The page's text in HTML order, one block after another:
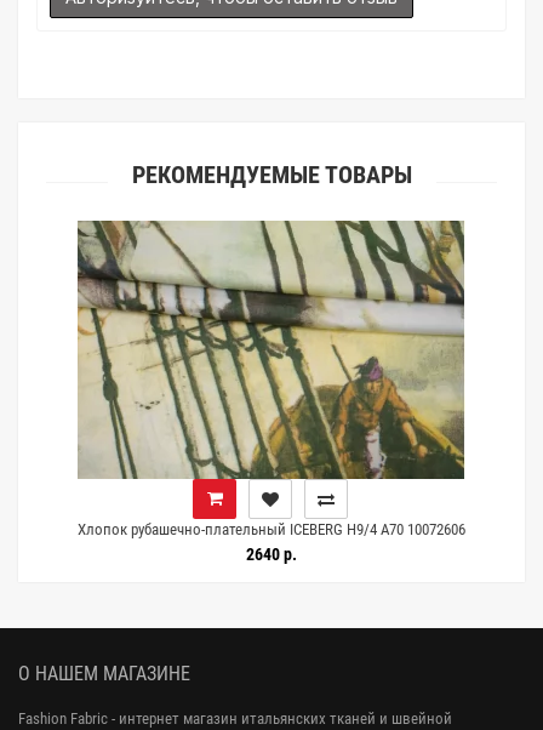
(ателье), то данная услуга поможет Вам улучшить работу с
РЕКОМЕНДУЕМЫЕ ТОВАРЫ
Хлопок рубашечно-плательный ICEBERG H9/4 A70 10072606
2640 р.
О НАШЕМ МАГАЗИНЕ
Fashion Fabric - интернет магазин итальянских тканей и швейной